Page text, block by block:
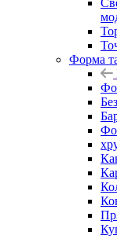
Форма